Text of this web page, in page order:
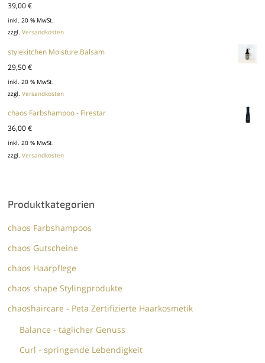
39,00€
inkl. 20 % MwSt.
zzgl.Versandkosten
stylekitchen Moisture Balsam
29,50€
inkl. 20 % MwSt.
zzgl.Versandkosten
chaos Farbshampoo - Firestar
36,00€
inkl. 20 % MwSt.
zzgl.Versandkosten
Produktkategorien
chaos Farbshampoos
chaos Gutscheine
chaos Haarpflege
chaos shape Stylingprodukte
chaoshaircare - Peta Zertifizierte Haarkosmetik
Balance - täglicher Genuss
Curl - springende Lebendigkeit